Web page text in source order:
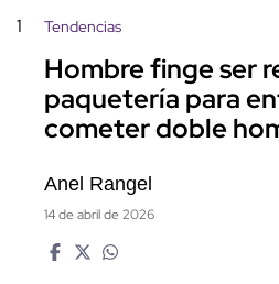
1 Tendencias
Hombre finge ser
paquetería para
cometer doble
Anel Rangel
14 de abril de 2026